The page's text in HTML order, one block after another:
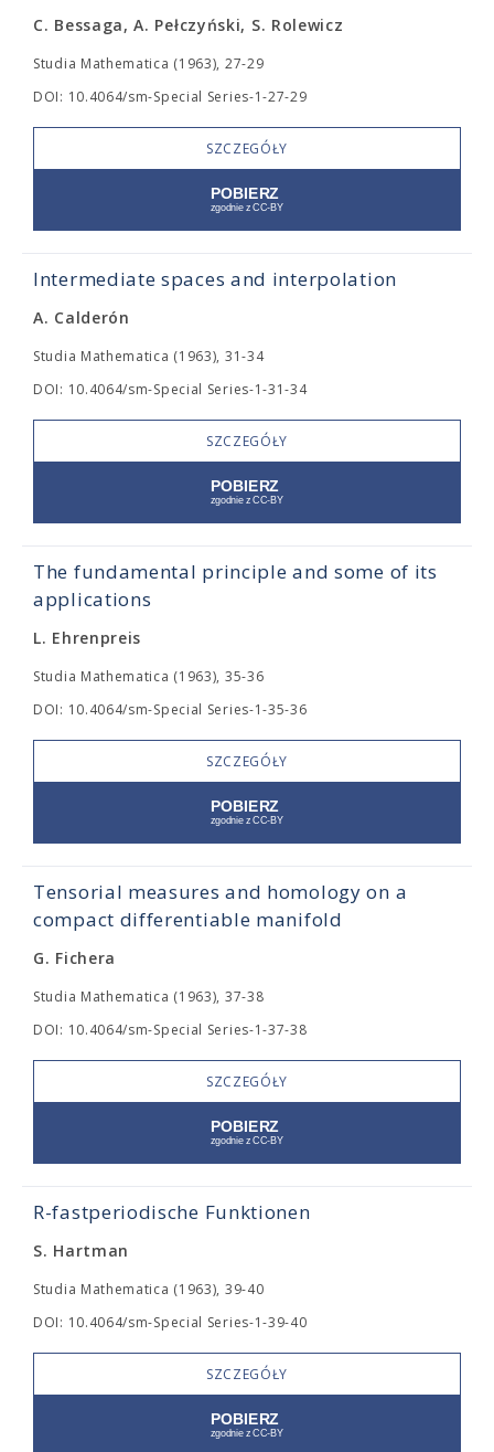
C. Bessaga, A. Pełczyński, S. Rolewicz
Studia Mathematica (1963), 27-29
DOI: 10.4064/sm-Special Series-1-27-29
SZCZEGÓŁY
Intermediate spaces and interpolation
A. Calderón
Studia Mathematica (1963), 31-34
DOI: 10.4064/sm-Special Series-1-31-34
SZCZEGÓŁY
The fundamental principle and some of its
applications
L. Ehrenpreis
Studia Mathematica (1963), 35-36
DOI: 10.4064/sm-Special Series-1-35-36
SZCZEGÓŁY
Tensorial measures and homology on a
compact differentiable manifold
G. Fichera
Studia Mathematica (1963), 37-38
DOI: 10.4064/sm-Special Series-1-37-38
SZCZEGÓŁY
R-fastperiodische Funktionen
S. Hartman
Studia Mathematica (1963), 39-40
DOI: 10.4064/sm-Special Series-1-39-40
SZCZEGÓŁY